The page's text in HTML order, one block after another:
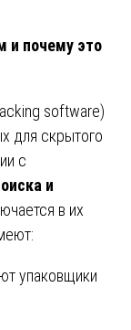
и почему это
software)
для скрытого
с
и
в их
упаковщики